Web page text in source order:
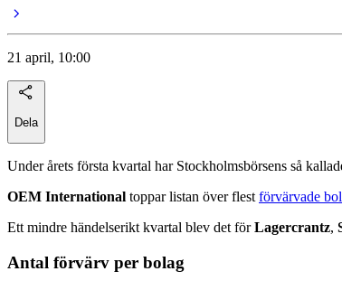
21 april, 10:00
Dela
Under årets första kvartal har Stockholmsbörsens så
OEM International toppar listan över flestförvärvade
Ett mindre händelserikt kvartal blev det förLagercrantz,
Antal förvärv per bolag